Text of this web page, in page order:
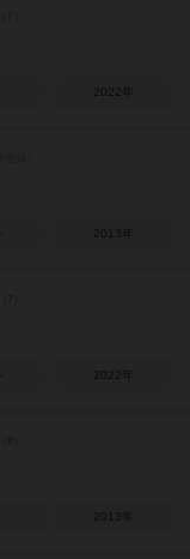
2022年
2013年
2022年
2013年